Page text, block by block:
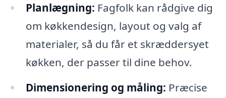
Planlægning: Fagfolk kan rådgive dig
om køkkendesign, layout og valg af
materialer, så du får et skræddersyet
køkken, der passer til dine behov.
Dimensionering og måling: Præcise